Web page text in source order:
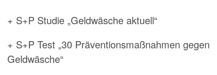
+ S+P Studie „Geldwäsche aktuell“
+ S+P Test „30 Präventionsmaßnahmen gegen
Geldwäsche“